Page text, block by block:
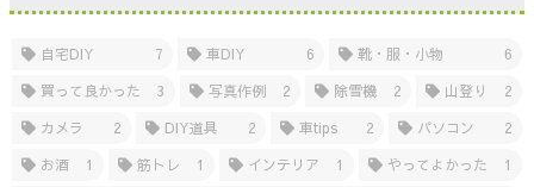
自宅DIY 7 車DIY 6 靴・服・小物
6
買って良かった
3 写真作例 2 除雪機 2 山登り
2
カメラ
2 DIY道具 2 車tips 2 パソコン
2
お酒
1 筋トレ 1 インテリア 1 やってよかった 1